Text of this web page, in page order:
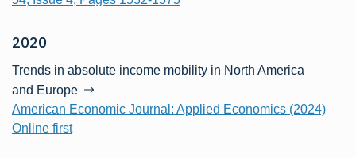
2020
Trends in absolute income mobility in North America
and Europe
American Economic Journal: Applied Economics (2024)
Online first